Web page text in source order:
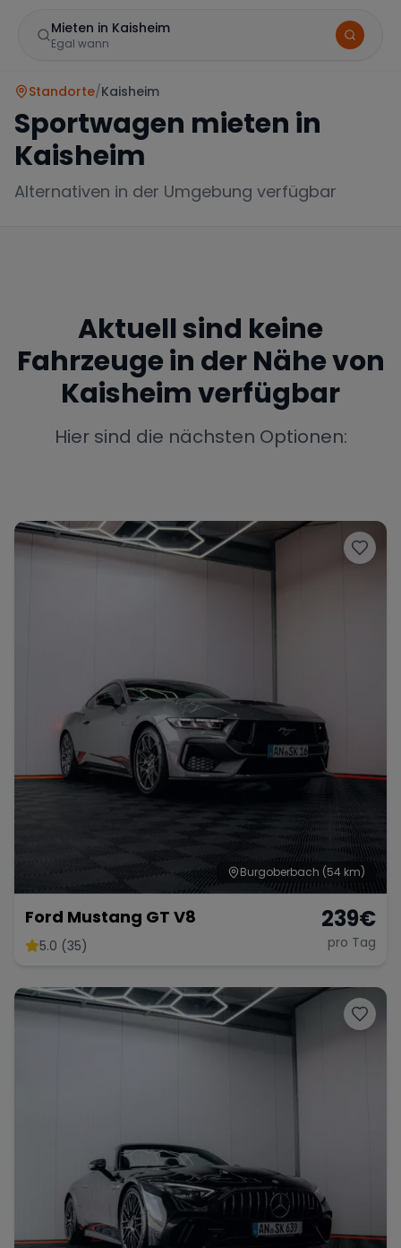
Mieten in Kaisheim
Egal wann
Mercedes BMW Audi
Bentley Rolls Royce
Bugatti
Standorte/Kaisheim
Sportwagen mieten in
Kaisheim
Alternativen in der Umgebung verfügbar
Aktuell sind keine
Fahrzeuge in der Nähe von
Kaisheimverfügbar
Hier sind die nächsten Optionen:
Burgoberbach (54 km)
Ford Mustang GT V8
5.0 (35)
239€
pro Tag